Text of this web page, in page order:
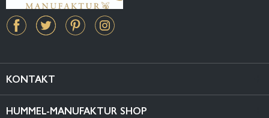
KONTAKT
HUMMEL-MANUFAKTUR SHOP